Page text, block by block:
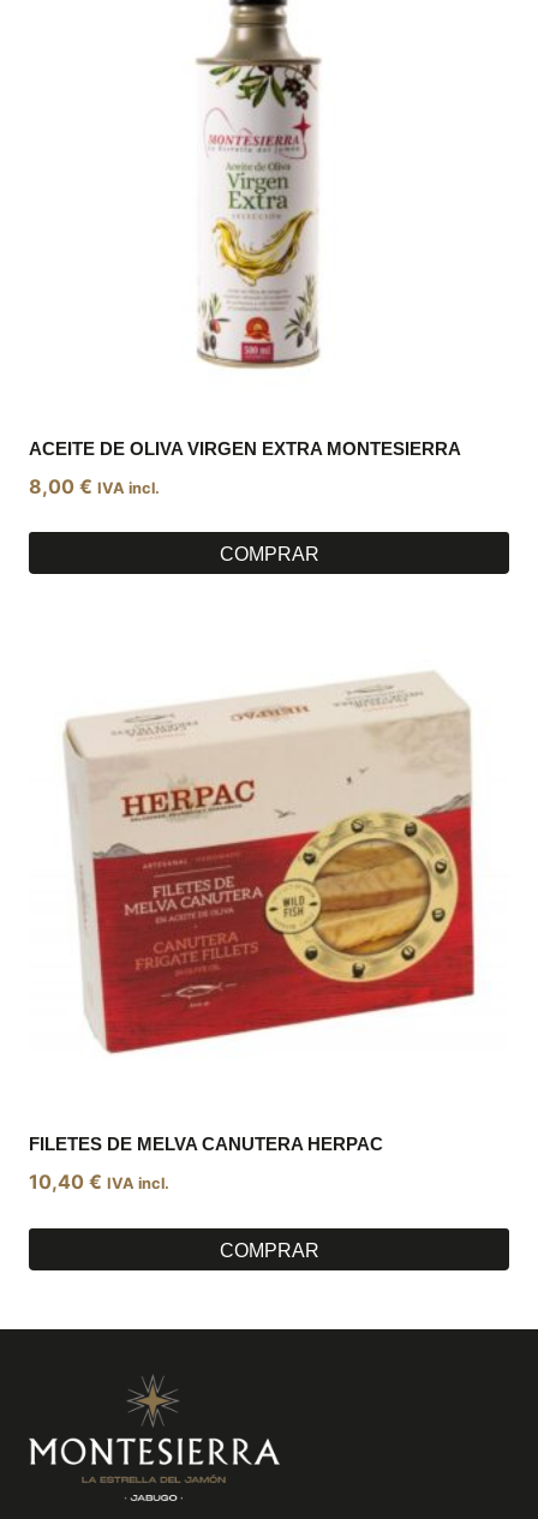
ACEITE DE OLIVA VIRGEN EXTRA MONTESIERRA
8,00 € IVA incl.
COMPRAR
FILETES DE MELVA CANUTERA HERPAC
10,40 € IVA incl.
COMPRAR